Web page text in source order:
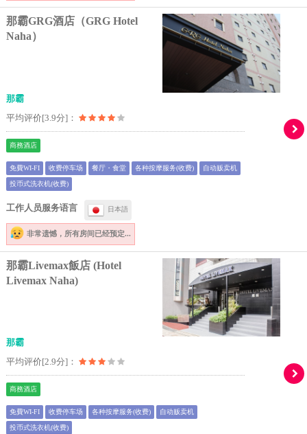
那霸GRG酒店（GRG Hotel
Naha）
那霸
平均评价[3.9分]：
商務酒店
免費WI-FI 收费停车场 餐厅・食堂 各种按摩服务(收费) 自动贩卖机
投币式洗衣机(收费)
工作人员服务语言 日本語
非常遗憾， 所有房间已经预定...
那霸Livemax飯店 (Hotel
Livemax Naha)
那霸
平均评价[2.9分]：
商務酒店
免費WI-FI 收费停车场 各种按摩服务(收费) 自动贩卖机
投币式洗衣机(收费)